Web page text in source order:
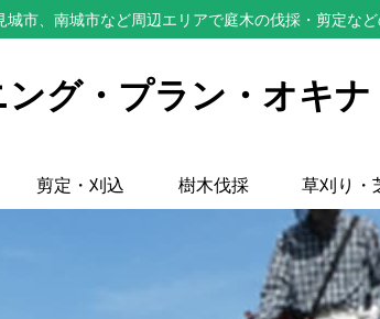
城市、南城市など周辺エリアで庭木の伐採・剪定な
グ・プラン・オキナ
剪定・刈込 樹木伐採 草刈り・